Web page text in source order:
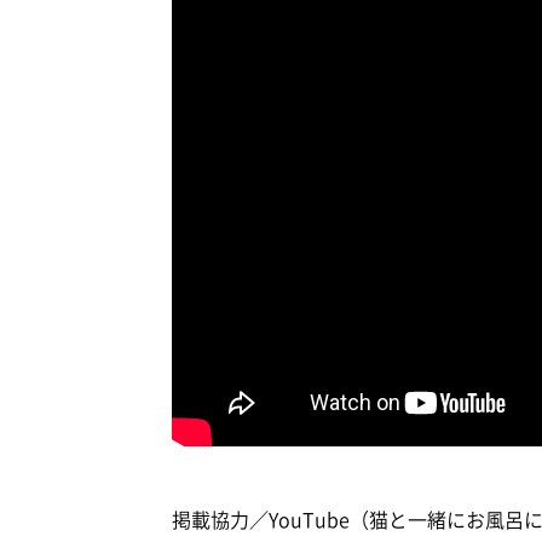
掲載協力／YouTube（猫と一緒にお風呂